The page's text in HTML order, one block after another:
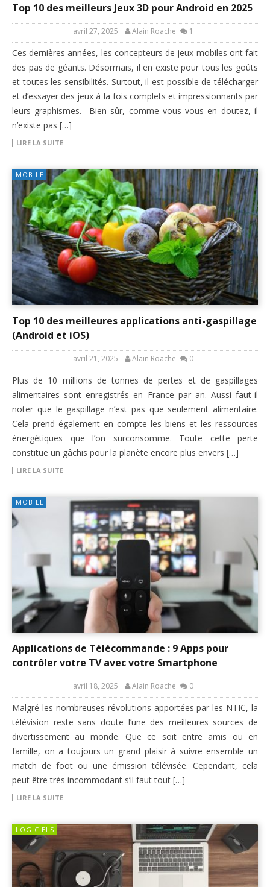
Top 10 des meilleurs Jeux 3D pour Android en 2025
avril 27, 2025 Alain Roache 1
Ces dernières années, les concepteurs de jeux mobiles ont fait
des pas de géants. Désormais, il en existe pour tous les goûts
et toutes les sensibilités. Surtout, il est possible de télécharger
et d’essayer des jeux à la fois complets et impressionnants par
leurs graphismes. Bien sûr, comme vous vous en doutez, il
n’existe pas […]
LIRE LA SUITE
MOBILE
Top 10 des meilleures applications anti-gaspillage
(Android et iOS)
avril 21, 2025 Alain Roache 0
Plus de 10 millions de tonnes de pertes et de gaspillages
alimentaires sont enregistrés en France par an. Aussi faut-il
noter que le gaspillage n’est pas que seulement alimentaire.
Cela prend également en compte les biens et les ressources
énergétiques que l’on surconsomme. Toute cette perte
constitue un gâchis pour la planète encore plus envers […]
LIRE LA SUITE
MOBILE
Applications de Télécommande : 9 Apps pour
contrôler votre TV avec votre Smartphone
avril 18, 2025 Alain Roache 0
Malgré les nombreuses révolutions apportées par les NTIC, la
télévision reste sans doute l’une des meilleures sources de
divertissement au monde. Que ce soit entre amis ou en
famille, on a toujours un grand plaisir à suivre ensemble un
match de foot ou une émission télévisée. Cependant, cela
peut être très incommodant s’il faut tout […]
LIRE LA SUITE
LOGICIELS